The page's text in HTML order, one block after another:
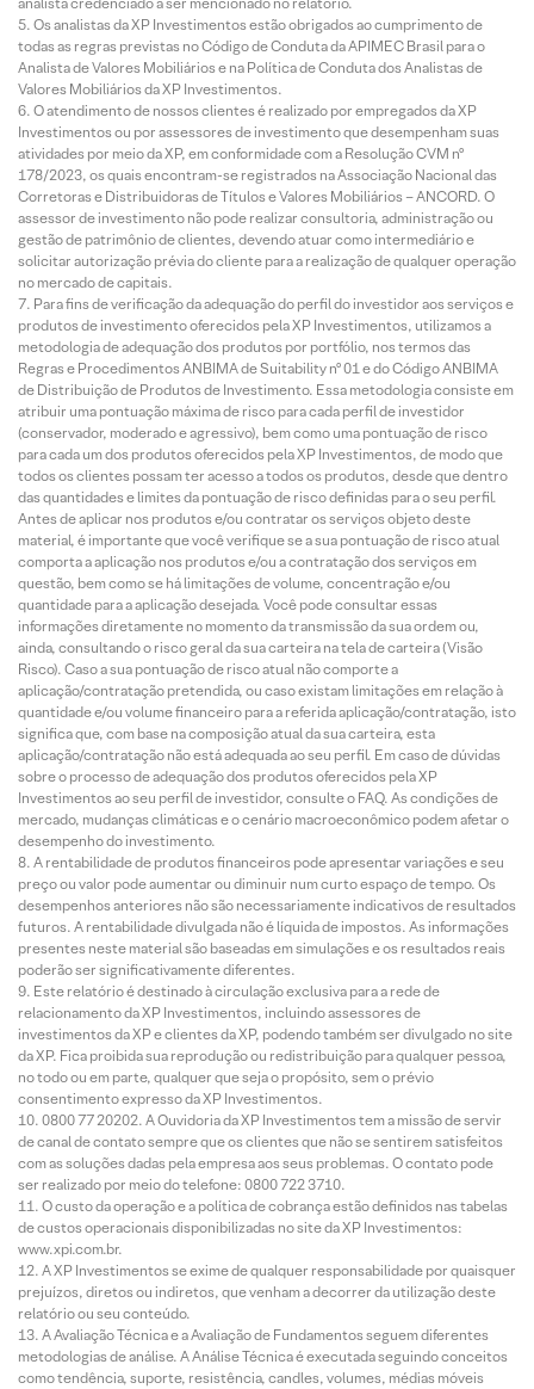
Os analistas da XP Investimentos estão obrigados ao cumprimento de
todas as regras previstas no Código de Conduta da APIMEC Brasil para o
Analista de Valores Mobiliários e na Política de Conduta dos Analistas de
Valores Mobiliários da XP Investimentos.
O atendimento de nossos clientes é realizado por empregados da XP
Investimentos ou por assessores de investimento que desempenham suas
atividades por meio da XP, em conformidade com a Resolução CVM nº
178/2023, os quais encontram-se registrados na Associação Nacional das
Corretoras e Distribuidoras de Títulos e Valores Mobiliários – ANCORD. O
assessor de investimento não pode realizar consultoria, administração ou
gestão de patrimônio de clientes, devendo atuar como intermediário e
solicitar autorização prévia do cliente para a realização de qualquer operação
no mercado de capitais.
Para fins de verificação da adequação do perfil do investidor aos serviços e
produtos de investimento oferecidos pela XP Investimentos, utilizamos a
metodologia de adequação dos produtos por portfólio, nos termos das
Regras e Procedimentos ANBIMA de Suitability nº 01 e do Código ANBIMA
de Distribuição de Produtos de Investimento. Essa metodologia consiste em
atribuir uma pontuação máxima de risco para cada perfil de investidor
(conservador, moderado e agressivo), bem como uma pontuação de risco
para cada um dos produtos oferecidos pela XP Investimentos, de modo que
todos os clientes possam ter acesso a todos os produtos, desde que dentro
das quantidades e limites da pontuação de risco definidas para o seu perfil.
Antes de aplicar nos produtos e/ou contratar os serviços objeto deste
material, é importante que você verifique se a sua pontuação de risco atual
comporta a aplicação nos produtos e/ou a contratação dos serviços em
questão, bem como se há limitações de volume, concentração e/ou
quantidade para a aplicação desejada. Você pode consultar essas
informações diretamente no momento da transmissão da sua ordem ou,
ainda, consultando o risco geral da sua carteira na tela de carteira (Visão
Risco). Caso a sua pontuação de risco atual não comporte a
aplicação/contratação pretendida, ou caso existam limitações em relação à
quantidade e/ou volume financeiro para a referida aplicação/contratação, isto
significa que, com base na composição atual da sua carteira, esta
aplicação/contratação não está adequada ao seu perfil. Em caso de dúvidas
sobre o processo de adequação dos produtos oferecidos pela XP
Investimentos ao seu perfil de investidor, consulte o FAQ. As condições de
mercado, mudanças climáticas e o cenário macroeconômico podem afetar o
desempenho do investimento.
A rentabilidade de produtos financeiros pode apresentar variações e seu
preço ou valor pode aumentar ou diminuir num curto espaço de tempo. Os
desempenhos anteriores não são necessariamente indicativos de resultados
futuros. A rentabilidade divulgada não é líquida de impostos. As informações
presentes neste material são baseadas em simulações e os resultados reais
poderão ser significativamente diferentes.
Este relatório é destinado à circulação exclusiva para a rede de
relacionamento da XP Investimentos, incluindo assessores de
investimentos da XP e clientes da XP, podendo também ser divulgado no site
da XP. Fica proibida sua reprodução ou redistribuição para qualquer pessoa,
no todo ou em parte, qualquer que seja o propósito, sem o prévio
consentimento expresso da XP Investimentos.
0800 77 20202. A Ouvidoria da XP Investimentos tem a missão de servir
de canal de contato sempre que os clientes que não se sentirem satisfeitos
com as soluções dadas pela empresa aos seus problemas. O contato pode
ser realizado por meio do telefone: 0800 722 3710.
O custo da operação e a política de cobrança estão definidos nas tabelas
de custos operacionais disponibilizadas no site da XP Investimentos:
www.xpi.com.br.
A XP Investimentos se exime de qualquer responsabilidade por quaisquer
prejuízos, diretos ou indiretos, que venham a decorrer da utilização deste
relatório ou seu conteúdo.
A Avaliação Técnica e a Avaliação de Fundamentos seguem diferentes
metodologias de análise. A Análise Técnica é executada seguindo conceitos
como tendência, suporte, resistência, candles, volumes, médias móveis